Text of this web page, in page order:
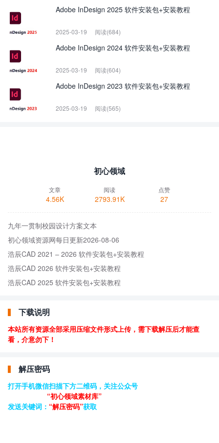
Adobe InDesign 2025 软件安装包+安装教程
2025-03-19 阅读(684)
Adobe InDesign 2024 软件安装包+安装教程
2025-03-19 阅读(604)
Adobe InDesign 2023 软件安装包+安装教程
2025-03-19 阅读(565)
初心领域
文章
4.56K
阅读
2793.91K
点赞
27
九年一贯制校园设计方案文本
初心领域资源网每日更新2026-08-06
浩辰CAD 2021 – 2026 软件安装包+安装教程
浩辰CAD 2026 软件安装包+安装教程
浩辰CAD 2025 软件安装包+安装教程
下载说明
本站所有资源全部采用压缩文件形式上传，需下载解压后才能查
看，介意勿下！
解压密码
打开手机微信扫描下方二维码，关注公众号
“初心领域素材库”
发送关键词： “解压密码”获取